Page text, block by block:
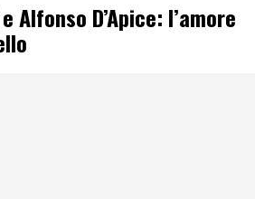
Alfonso D’Apice: l’amore